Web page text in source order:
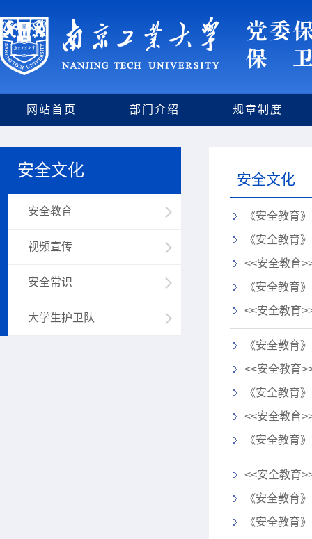
网站首页 部门介绍 规章制度
安全文化
安全教育
视频宣传
安全常识
大学生护卫队
安全文化
《安全教育
《安全教育
<<安全教育
《安全教育
<<安全教育
《安全教育
<<安全教育
《安全教育
<<安全教育
《安全教育
<<安全教育
《安全教育
《安全教育